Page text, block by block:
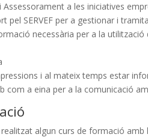
a les iniciatives
pel SERVEF per a gestionar i
necessària per a la
i al mateix temps estar
com a eina per a la comunicació
algun curs de formació